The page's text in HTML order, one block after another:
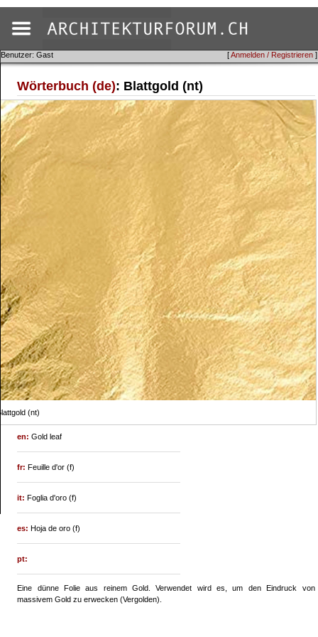
[Anmelden / Registrieren ]
Benutzer: Gast
Wörterbuch (de): Blattgold (nt)
(nt)
en:Gold leaf
fr:Feuille d'or (f)
it:Foglia d'oro (f)
es:Hoja de oro (f)
pt:
Eine dünne Folie aus reinem Gold. Verwendet wird es, um den Eindruck von
massivem Gold zu erwecken (Vergolden).